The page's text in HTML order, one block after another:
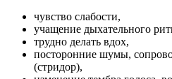
чувство слабости,
учащение дыхательного
трудно делать вдох,
посторонние шумы,
(стридор),